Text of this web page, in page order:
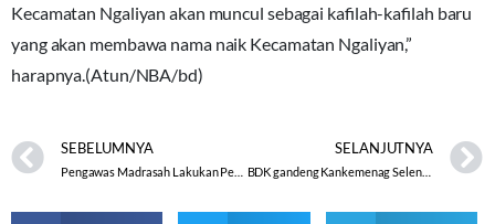
Kecamatan Ngaliyan akan muncul sebagai kafilah-kafilah baru
yang akan membawa nama naik Kecamatan Ngaliyan,”
harapnya.(Atun/NBA/bd)
SEBELUMNYA SELANJUTNYA
BDK gandeng Kankemenag Selenggarakan Pelatihan Penggerak Moderasi Beragama